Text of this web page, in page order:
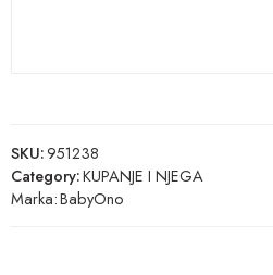
SKU:951238
Category:KUPANJE I NJEGA
Marka:BabyOno